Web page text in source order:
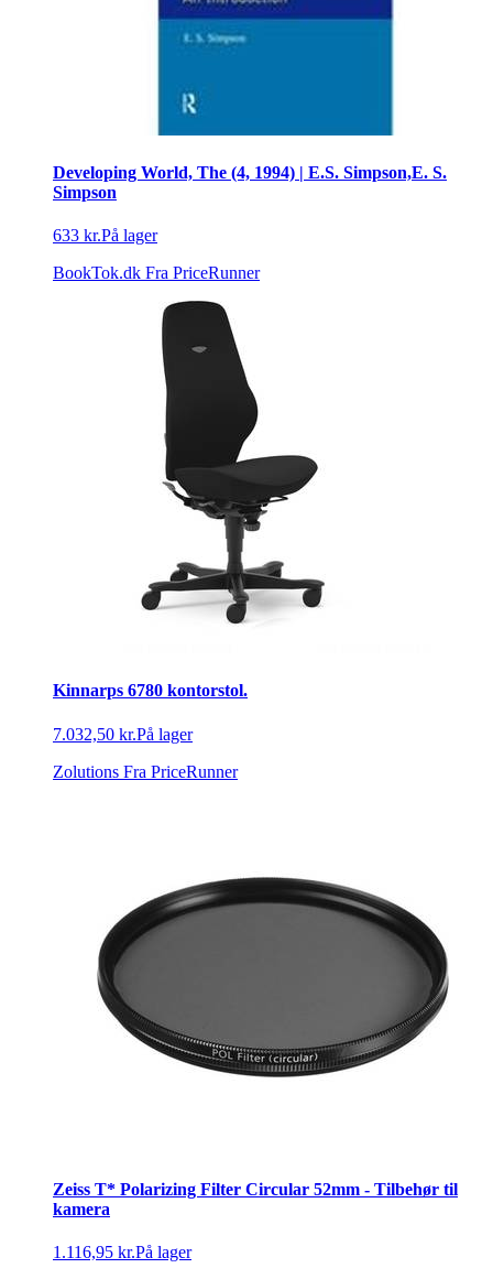
Developing World, The (4, 1994) | E.S. Simpson,E. S.
Simpson
633 kr.På lager
BookTok.dk Fra PriceRunner
Kinnarps 6780 kontorstol.
7.032,50 kr.På lager
Zolutions Fra PriceRunner
Zeiss T* Polarizing Filter Circular 52mm - Tilbehør til
kamera
1.116,95 kr.På lager